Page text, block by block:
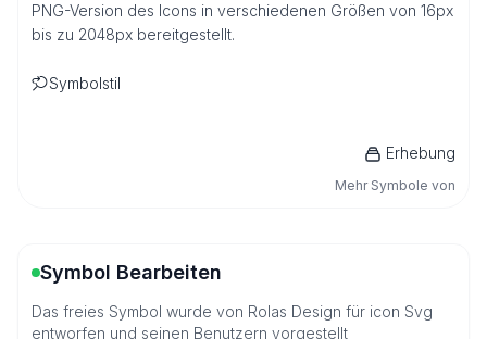
PNG-Version des Icons in verschiedenen Größen von 16px
bis zu 2048px bereitgestellt.
Symbolstil
Erhebung
Mehr Symbole von
Symbol Bearbeiten
Das freies Symbol wurde von Rolas Design für icon Svg
entworfen und seinen Benutzern vorgestellt